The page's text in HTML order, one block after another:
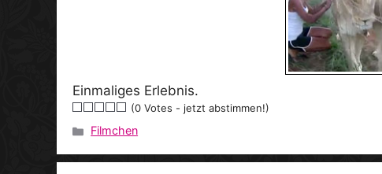
Einmaliges Erlebnis.
(0 Votes - jetzt abstimmen!)
Kategorien
Filmchen